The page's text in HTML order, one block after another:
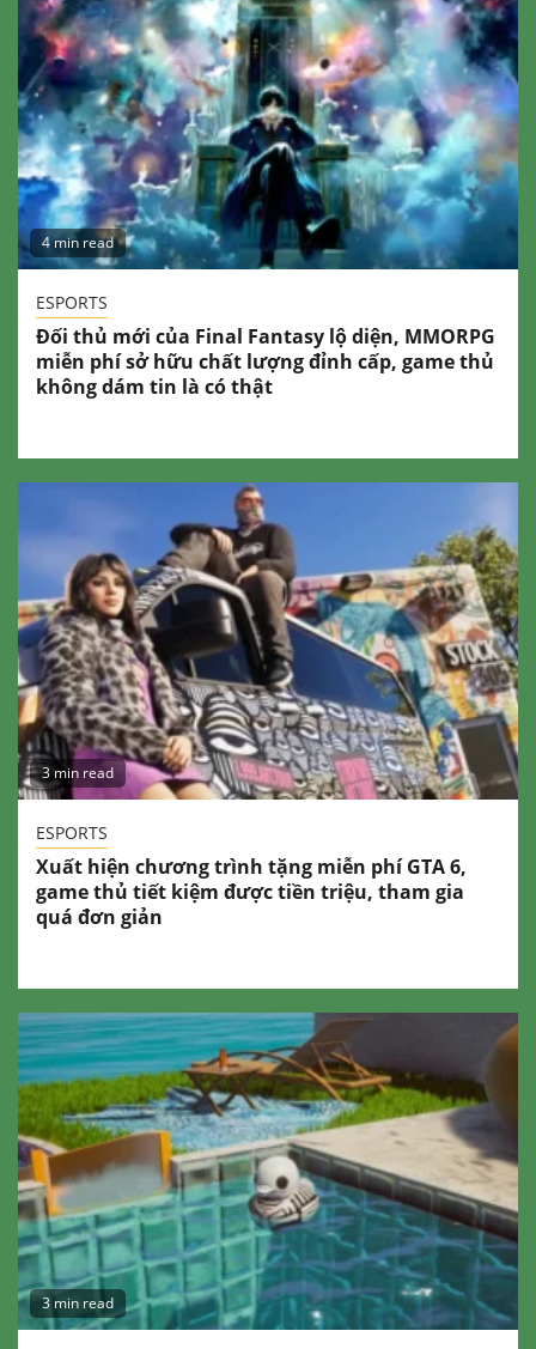
4 min read
ESPORTS
Đối thủ mới của Final Fantasy lộ diện, MMORPG
miễn phí sở hữu chất lượng đỉnh cấp, game thủ
không dám tin là có thật
3 min read
ESPORTS
Xuất hiện chương trình tặng miễn phí GTA 6,
game thủ tiết kiệm được tiền triệu, tham gia
quá đơn giản
3 min read